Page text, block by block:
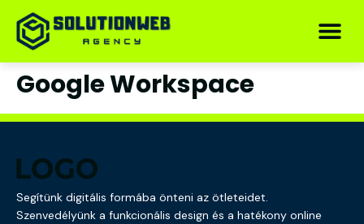
Google Workspace
Segítünk digitális formába önteni az ötleteidet.
Szenvedélyünk a funkcionális design és a hatékony online